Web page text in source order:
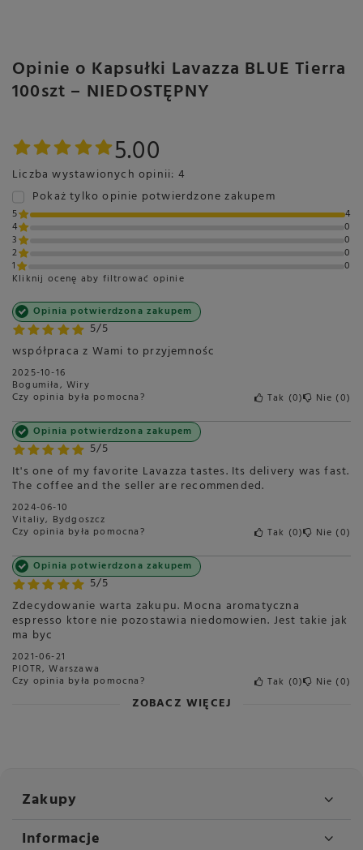
Opinie o Kapsułki Lavazza BLUE Tierra
100szt – NIEDOSTĘPNY
5.00
Liczba wystawionych opinii: 4
Pokaż tylko opinie potwierdzone zakupem
5
4
4
0
3
0
2
0
1
0
Kliknij ocenę aby filtrować opinie
5/5
Opinia potwierdzona zakupem
współpraca z Wami to przyjemnośc
2025-10-16
Bogumiła, Wiry
Czy opinia była pomocna? Tak 0 Nie 0
5/5
Opinia potwierdzona zakupem
It's one of my favorite Lavazza tastes. Its delivery was fast.
The coffee and the seller are recommended.
2024-06-10
Vitaliy, Bydgoszcz
Czy opinia była pomocna? Tak 0 Nie 0
5/5
Opinia potwierdzona zakupem
Zdecydowanie warta zakupu. Mocna aromatyczna
espresso ktore nie pozostawia niedomowien. Jest takie jak
ma byc
2021-06-21
PIOTR, Warszawa
Czy opinia była pomocna? Tak 0 Nie 0
ZOBACZ WIĘCEJ
Zakupy
Informacje